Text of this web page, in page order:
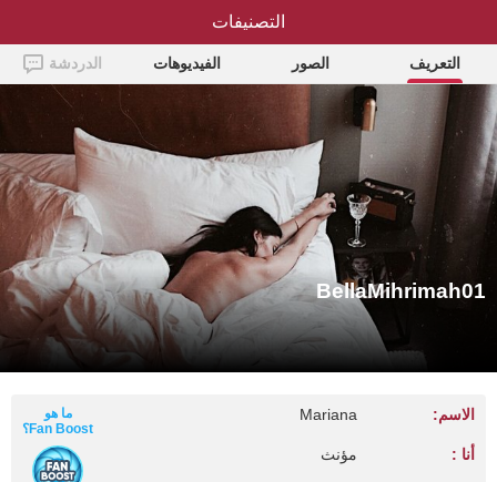
BellaMihrimah01
التعريف الصور الفيديوهات الدردشة
BellaMihrimah01
الاسم: Mariana
أنا : مؤنث
ما هو
Fan Boost؟
التصنيفات